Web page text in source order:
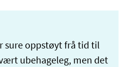
sure oppstøyt frå tid til
ubehageleg, men det